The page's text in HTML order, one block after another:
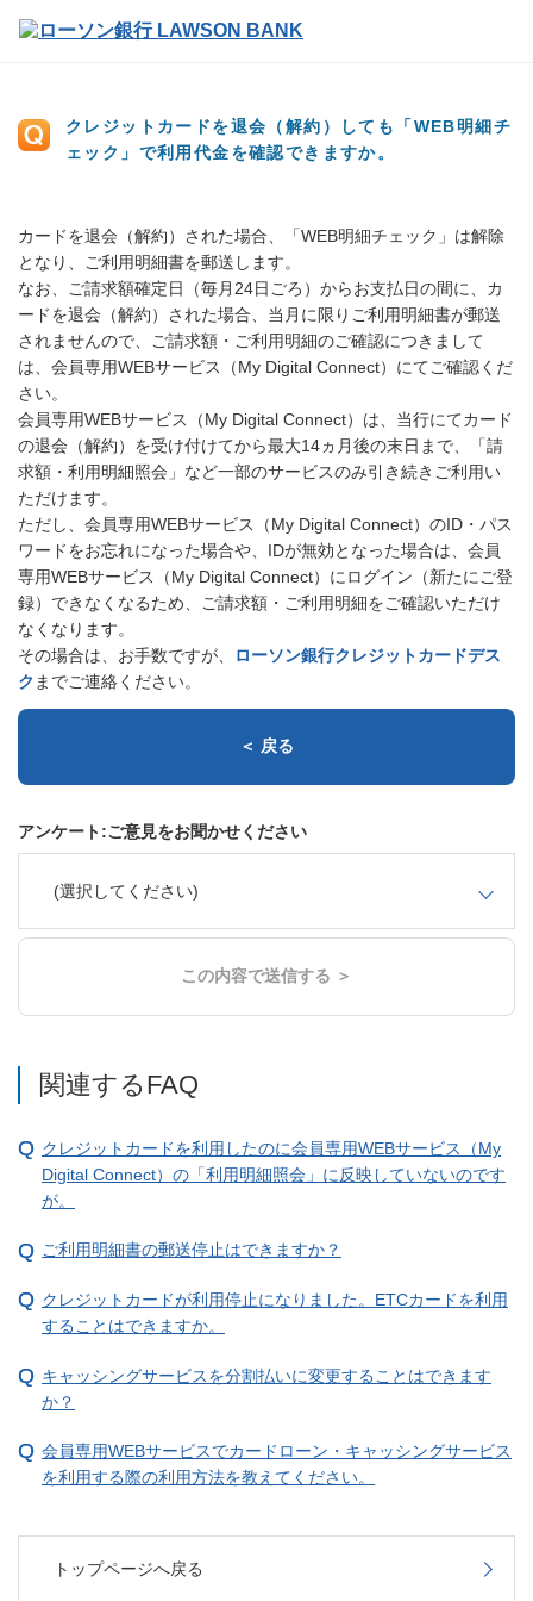
クレジットカードを退会（解約）しても「WEB明細チ
ェック」で利用代金を確認できますか。
カードを退会（解約）された場合、「WEB明細チェック」は解除
となり、ご利用明細書を郵送します。
なお、ご請求額確定日（毎月24日ごろ）からお支払日の間に、カ
ードを退会（解約）された場合、当月に限りご利用明細書が郵送
されませんので、ご請求額・ご利用明細のご確認につきまして
は、会員専用WEBサービス（My Digital Connect）にてご確認くだ
さい。
会員専用WEBサービス（My Digital Connect）は、当行にてカード
の退会（解約）を受け付けてから最大14ヵ月後の末日まで、「請
求額・利用明細照会」など一部のサービスのみ引き続きご利用い
ただけます。
ただし、会員専用WEBサービス（My Digital Connect）のID・パス
ワードをお忘れになった場合や、IDが無効となった場合は、会員
専用WEBサービス（My Digital Connect）にログイン（新たにご登
録）できなくなるため、ご請求額・ご利用明細をご確認いただけ
なくなります。
その場合は、お手数ですが、
ローソン銀行クレジットカードデス
ク までご連絡ください。
＜ 戻る
アンケート:ご意見をお聞かせください
(選択してください)
この内容で送信する ＞
関連するFAQ
クレジットカードを利用したのに会員専用WEBサービス（My
Digital Connect）の「利用明細照会」に反映していないのです
が。
ご利用明細書の郵送停止はできますか？
クレジットカードが利用停止になりました。ETCカードを利用
することはできますか。
キャッシングサービスを分割払いに変更することはできます
か？
会員専用WEBサービスでカードローン・キャッシングサービス
を利用する際の利用方法を教えてください。
トップページへ戻る